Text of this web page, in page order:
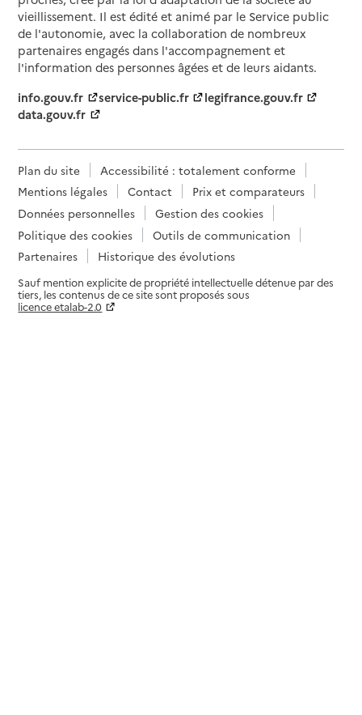
vieillissement. Il est édité et animé par le Service public
de l'autonomie, avec la collaboration de nombreux
partenaires engagés dans l'accompagnement et
l'information des personnes âgées et de leurs aidants.
info.gouv.fr
service-public.fr
legifrance.gouv.fr
data.gouv.fr
Plan du site
Accessibilité : totalement conforme
Mentions légales
Contact
Prix et comparateurs
Données personnelles
Gestion des cookies
Politique des cookies
Outils de communication
Partenaires
Historique des évolutions
Sauf mention explicite de propriété intellectuelle détenue par des
tiers, les contenus de ce site sont proposés sous
licence etalab-2.0